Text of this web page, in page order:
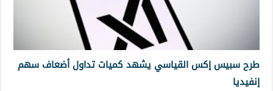
طرح سبيس إكس القياسي يشهد كميات تداول أضعاف سهم
إنفيديا